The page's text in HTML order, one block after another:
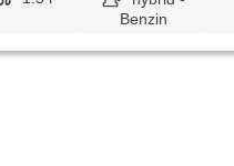
Benzin